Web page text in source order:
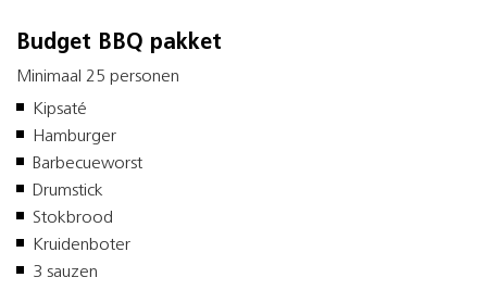
Budget BBQ pakket
Minimaal 25 personen
Kipsaté
Hamburger
Barbecueworst
Drumstick
Stokbrood
Kruidenboter
3 sauzen